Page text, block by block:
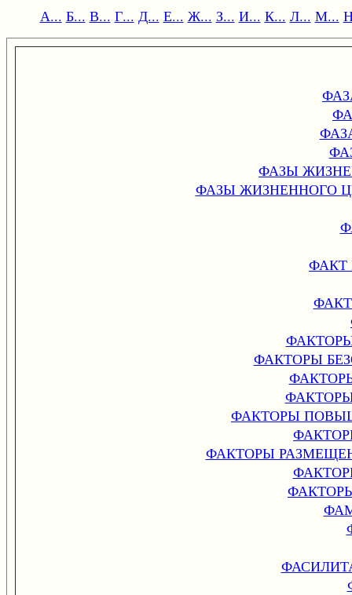
А... Б... В... Г... Д... Е... Ж... З... И... К... Л... М...
ФАЗЫ
ФАЗЫ ЖИЗНЕННОГО
ФАКТОРЫ
ФАКТОРЫ
ФАКТОРЫ